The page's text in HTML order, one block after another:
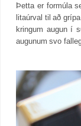
Þetta er formúla
litaúrval til að
kringum augun í
augunum svo